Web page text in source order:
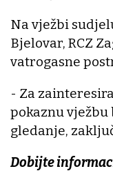
Na vježbi
Bjelovar, RCZ
vatrogasne
- Za
pokaznu vježbu
gledanje,
Dobijte